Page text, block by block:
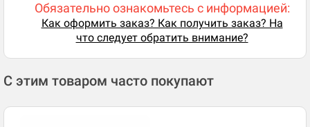
Обязательно ознакомьтесь с информацией:
Как оформить заказ? Как получить заказ? На
что следует обратить внимание?
С этим товаром часто покупают